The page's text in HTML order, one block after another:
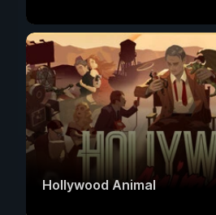
Hollywood Animal